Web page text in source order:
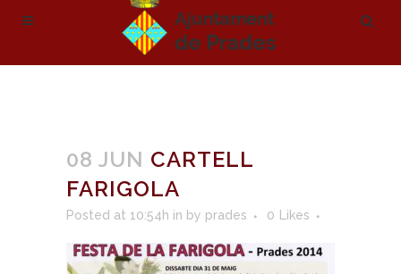
08 JUN CARTELL
FARIGOLA
Posted at 10:54h in by prades 0 Likes